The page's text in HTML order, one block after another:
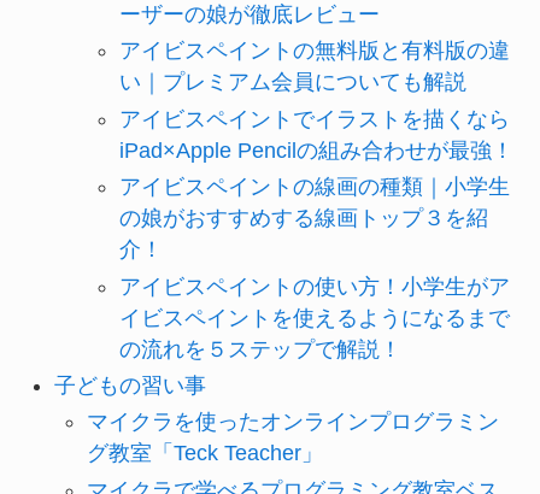
ーザーの娘が徹底レビュー
アイビスペイントの無料版と有料版の違
い｜プレミアム会員についても解説
アイビスペイントでイラストを描くなら
iPad×Apple Pencilの組み合わせが最強！
アイビスペイントの線画の種類｜小学生
の娘がおすすめする線画トップ３を紹
介！
アイビスペイントの使い方！小学生がア
イビスペイントを使えるようになるまで
の流れを５ステップで解説！
子どもの習い事
マイクラを使ったオンラインプログラミン
グ教室「Teck Teacher」